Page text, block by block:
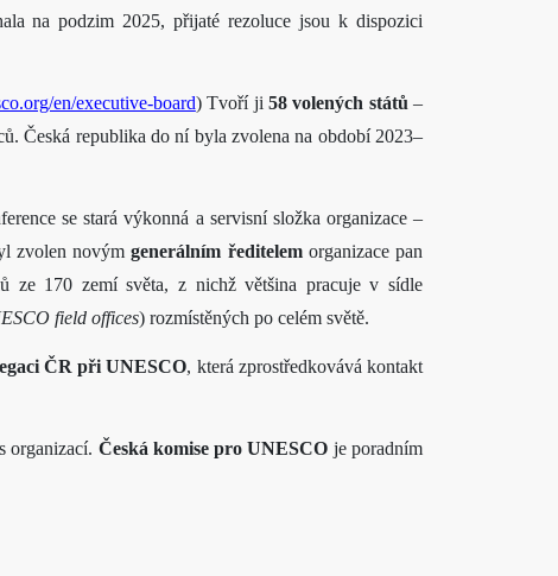
na podzim 2025, přijaté rezoluce jsou k dispozici
en/executive-board) Tvoří ji 58 volených států –
. Česká republika do ní byla zvolena na období 2023–
se stará výkonná a servisní složka organizace –
zvolen novýmgenerálním ředitelemorganizace pan
ze 170 zemí světa, z nichž většina pracuje v sídle
field offices) rozmístěných po celém světě.
ČR při UNESCO, která zprostředkovává kontakt
organizací. Česká komise pro UNESCO je poradním